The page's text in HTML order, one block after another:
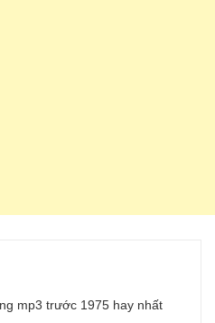
mp3 trước 1975 hay nhất